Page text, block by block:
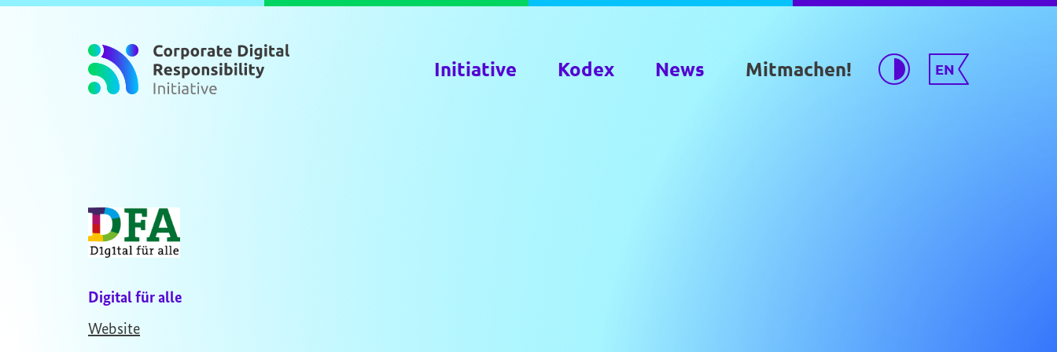
Initiative Kodex News Mitmachen! EN
Digital für alle
Website